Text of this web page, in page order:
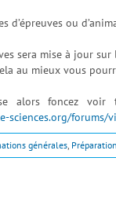
d’épreuves ou
sera mise à jour
au mieux vous
alors foncez
sciences.org/forums/
générales, Préparation